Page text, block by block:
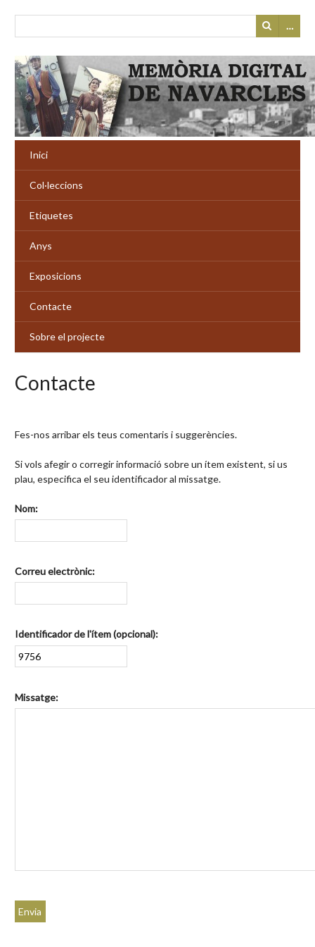
…
Inici
Col·leccions
Etiquetes
Anys
Exposicions
Contacte
Sobre el projecte
Contacte
Fes-nos arribar els teus comentaris i suggerències.
Si vols afegir o corregir informació sobre un ítem existent, si us
plau, especifica el seu identificador al missatge.
Nom:
Correu electrònic:
Identificador de l'ítem (opcional):
Missatge: